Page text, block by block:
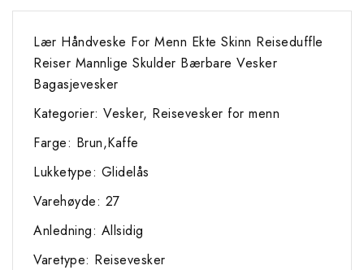
Lær Håndveske For Menn Ekte Skinn Reiseduffle
Reiser Mannlige Skulder Bærbare Vesker
Bagasjevesker
Kategorier: Vesker, Reisevesker for menn
Farge: Brun,Kaffe
Lukketype: Glidelås
Varehøyde: 27
Anledning: Allsidig
Varetype: Reisevesker